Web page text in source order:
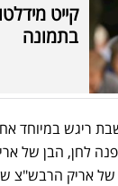
קייט
בתמונה
ריגש במיוחד
אריק הרבש"צ